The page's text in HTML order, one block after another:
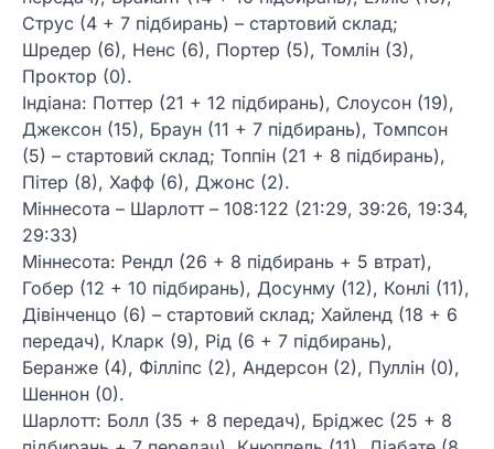
Струс (4 + 7 підбирань) – стартовий склад;
Шредер (6), Ненс (6), Портер (5), Томлін (3),
Проктор (0).
Індіана: Поттер (21 + 12 підбирань), Слоусон (19),
Джексон (15), Браун (11 + 7 підбирань), Томпсон
(5) – стартовий склад; Топпін (21 + 8 підбирань),
Пітер (8), Хафф (6), Джонс (2).
Міннесота – Шарлотт – 108:122 (21:29, 39:26, 19:34,
29:33)
Міннесота: Рендл (26 + 8 підбирань + 5 втрат),
Гобер (12 + 10 підбирань), Досунму (12), Конлі (11),
Дівінченцо (6) – стартовий склад; Хайленд (18 + 6
передач), Кларк (9), Рід (6 + 7 підбирань),
Беранже (4), Філліпс (2), Андерсон (2), Пуллін (0),
Шеннон (0).
Шарлотт: Болл (35 + 8 передач), Бріджес (25 + 8